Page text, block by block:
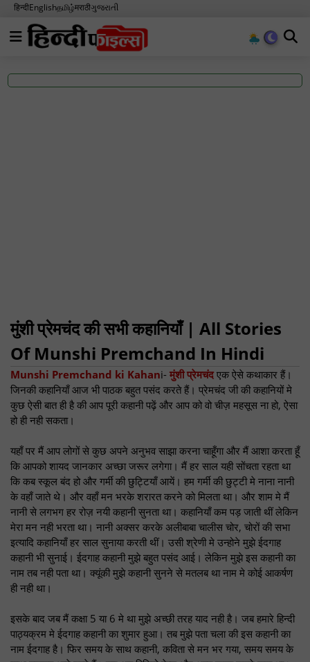
हिन्दीEnglishதமிழ்मराठीગુજરાતી
मुंशी प्रेमचंद की सभी कहानियाँ | All Stories
Of Munshi Premchand In Hindi
Munshi Premchand ki Kahani- मुंशी प्रेमचंद एक ऐसे कथाकार हैं।
जिनकी कहानियाँ आज भी पाठक बहुत पसंद करते हैं। प्रेमचंद जी की कहानियों मे
कुछ ऐसी बात ही है की आप पूरी कहानी पढ़ें और आप को वो चीज़ महसूस ना हो, ऐसा
हो ही नही सकता।
यहाँ पर मैं आप लोगों से कुछ अपने अनुभव साझा करना चाहूँगा और मैं आशा करता हूँ
कि आपको शायद जानकार अच्छा जरूर लगेगा। मैं हर साल यही सोंचता रहता था
कि कब स्कूल बंद हो और गर्मी की छुट्टियाँ आयें। हम गर्मी की छुट्टी मे नाना नानी
के वहाँ जाते थे। और वहाँ मन भरके शरारत करने को मिलता था। और शाम मे मैं
नानी से लगभग हर रोज़ नयी कहानी सुनता था। कहानियाँ कम पड़ जाती थीं लेकिन
मेरा मन नही भरता था। नानी अक्सर करके अलीबाबा चालीस चोर, चोरों की सभा
इत्यादि कहानियाँ हर साल सुनाया करती थीं। उसी श्रेणी मे उन्होने मुझे ईदगाह
कहानी भी सुनाई। ईदगाह कहानी मुझे बहुत पसंद आई। लेकिन मुझे इस कहानी का
नाम तब नही पता था। क्यूंकी मुझे कहानी सुनने से मतलब था नाम मे कोई आकर्षण
ही नही था।
इसके बाद जब मैं कक्षा 5 या 6 मे था मुझे अच्छी तरह याद नही है। जब हमारे हिन्दी
पाठ्यक्रम मे ईदगाह कहानी का शुमार हुआ। तब मुझे पता चला की इस कहानी का
नाम ईदगाह है। फिर समय के साथ कहानी, कविता से मन भर गया, समय समय के